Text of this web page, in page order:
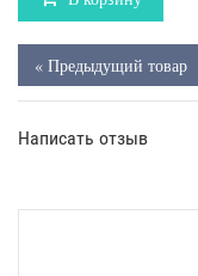
« Предыдущий товар
Написать отзыв